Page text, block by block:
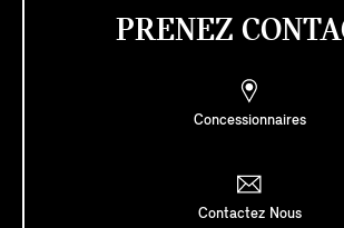
PRENEZ
Concessionnaires
Contactez Nous